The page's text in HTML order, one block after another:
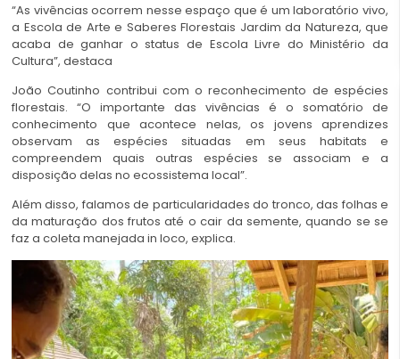
“As vivências ocorrem nesse espaço que é um laboratório vivo,
a Escola de Arte e Saberes Florestais Jardim da Natureza, que
acaba de ganhar o status de Escola Livre do Ministério da
Cultura”, destaca
João Coutinho contribui com o reconhecimento de espécies
florestais. “O importante das vivências é o somatório de
conhecimento que acontece nelas, os jovens aprendizes
observam as espécies situadas em seus habitats e
compreendem quais outras espécies se associam e a
disposição delas no ecossistema local”.
Além disso, falamos de particularidades do tronco, das folhas e
da maturação dos frutos até o cair da semente, quando se se
faz a coleta manejada in loco, explica.